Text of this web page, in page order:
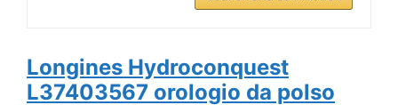
Longines Hydroconquest
L37403567 orologio da polso